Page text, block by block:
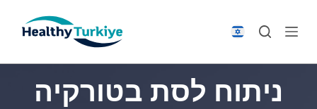
p
ניתוח לסת בטורקיה